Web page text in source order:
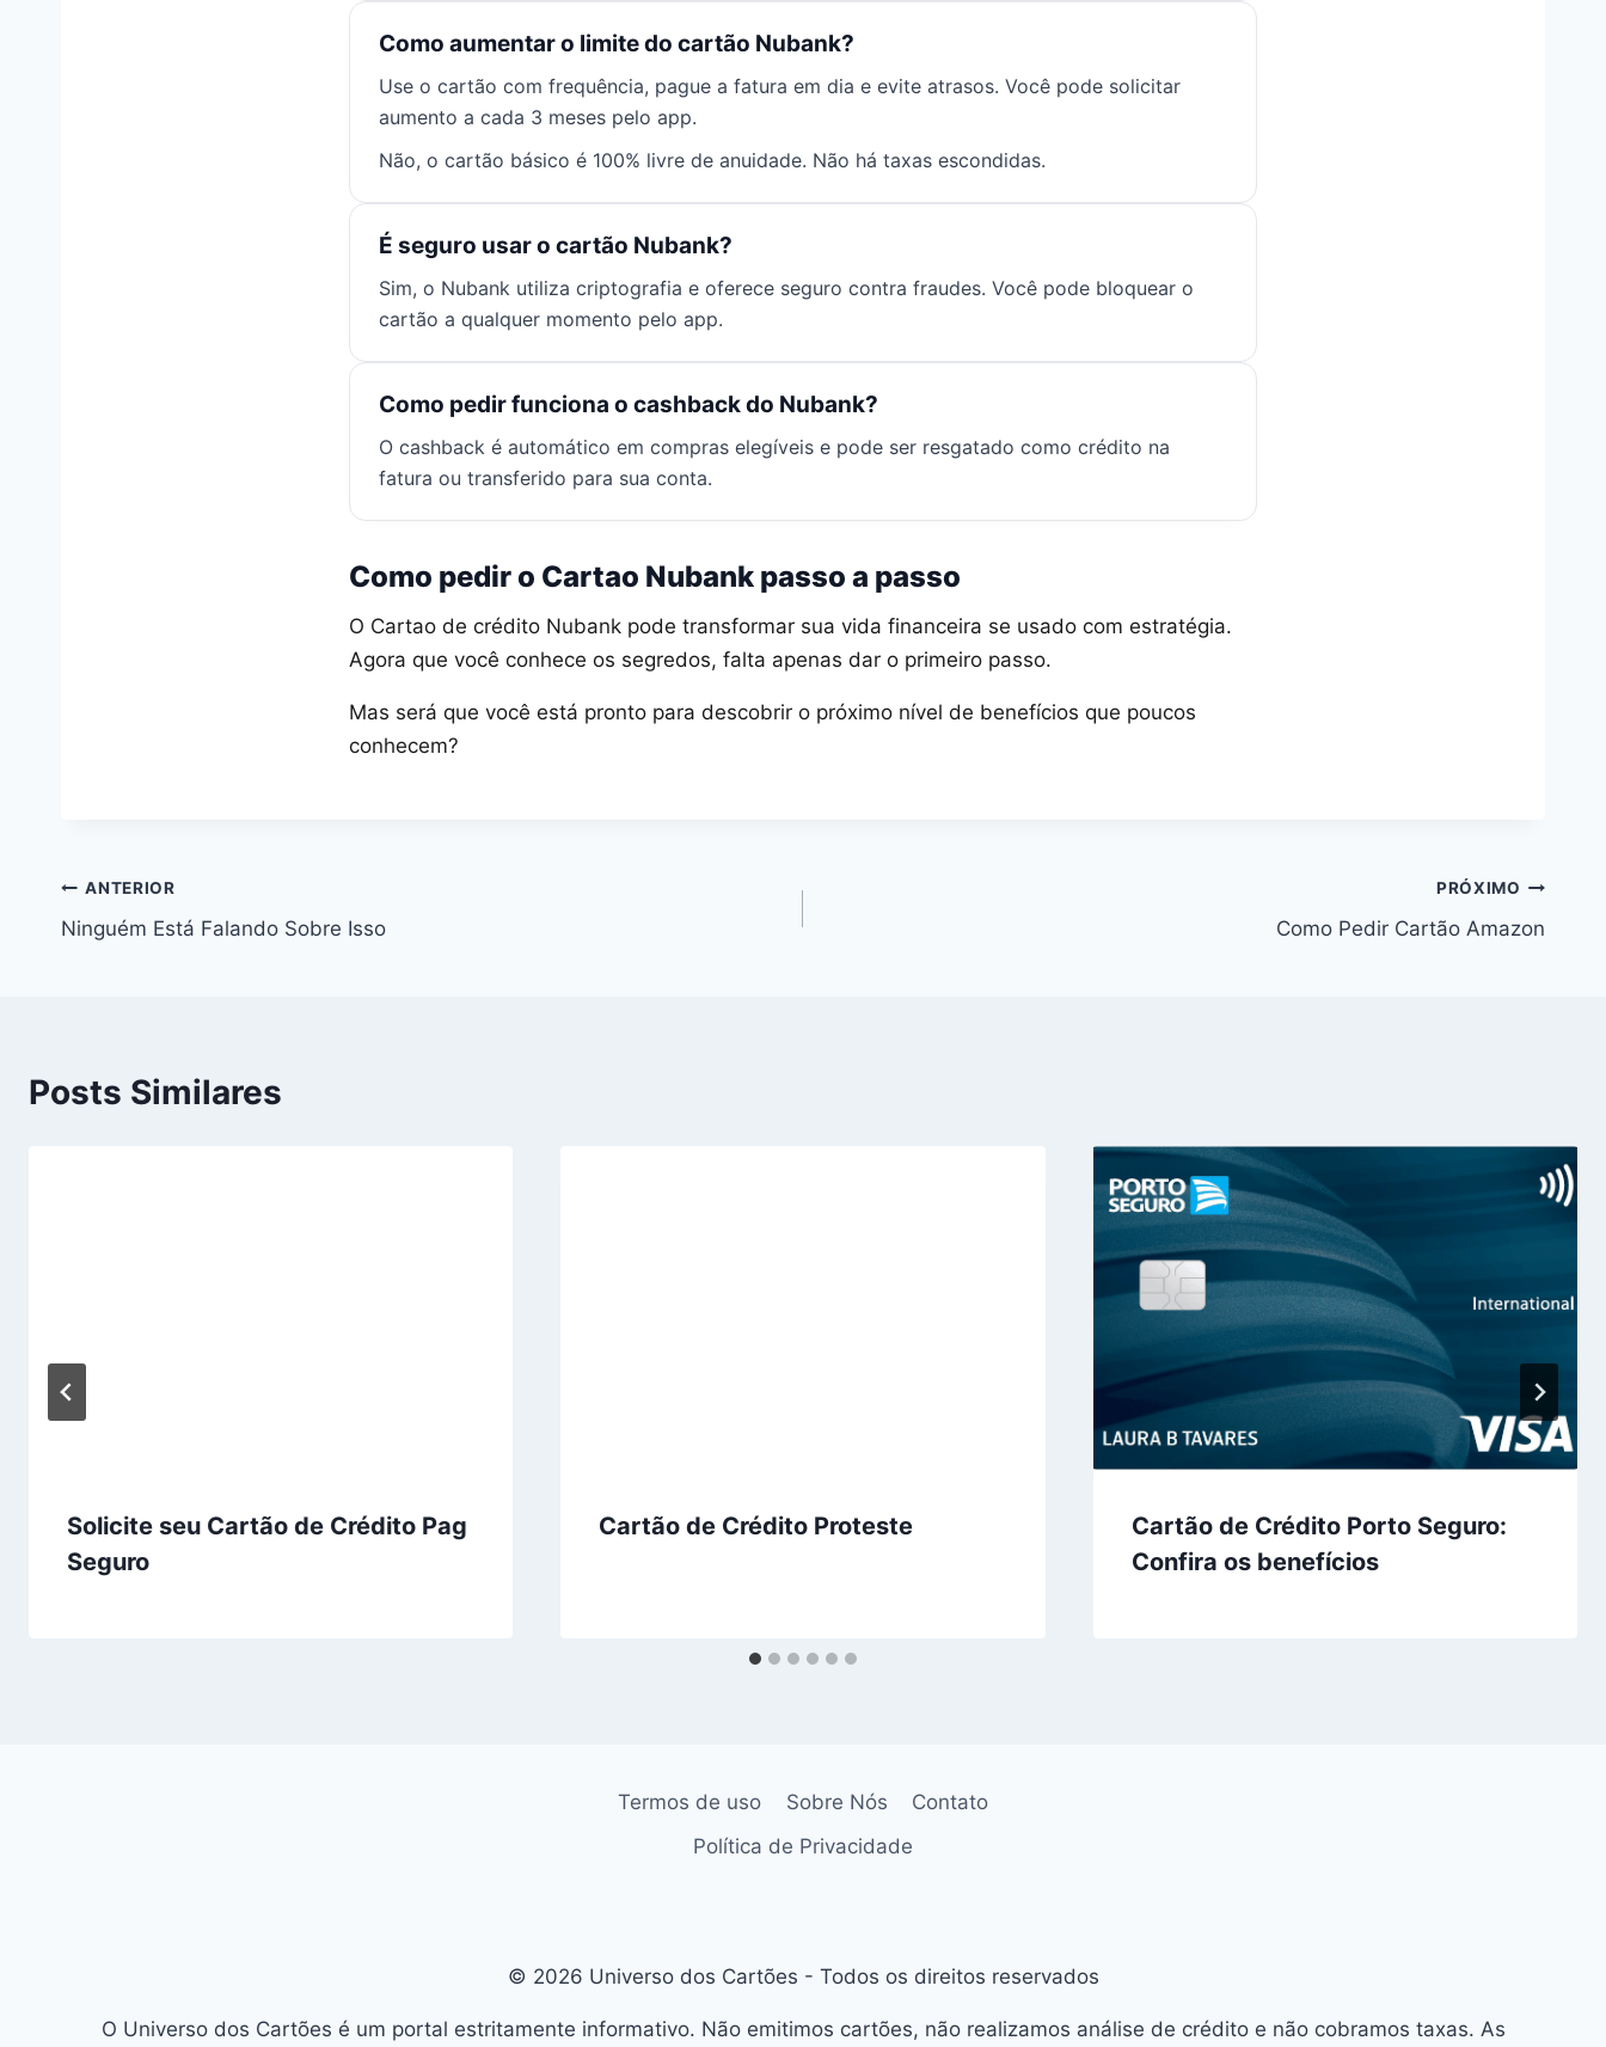
Como aumentar o limite do cartão Nubank?
Use o cartão com frequência, pague a fatura em dia e evite atrasos. Você pode solicitar
aumento a cada 3 meses pelo app.
Não, o cartão básico é 100% livre de anuidade. Não há taxas escondidas.
É seguro usar o cartão Nubank?
Sim, o Nubank utiliza criptografia e oferece seguro contra fraudes. Você pode bloquear o
cartão a qualquer momento pelo app.
Como pedir funciona o cashback do Nubank?
O cashback é automático em compras elegíveis e pode ser resgatado como crédito na
fatura ou transferido para sua conta.
Como pedir o Cartao Nubank passo a passo
O Cartao de crédito Nubank pode transformar sua vida financeira se usado com estratégia.
Agora que você conhece os segredos, falta apenas dar o primeiro passo.
Mas será que você está pronto para descobrir o próximo nível de benefícios que poucos
conhecem?
ANTERIOR
Ninguém Está Falando Sobre Isso
PRÓXIMO
Como Pedir Cartão Amazon
Posts Similares
Solicite seu Cartão de Crédito Pag
Seguro
Cartão de Crédito Proteste
Cartão de Crédito Porto Seguro:
Confira os benefícios
Termos de uso Sobre Nós
Contato
Política de Privacidade
© 2026 Universo dos Cartões - Todos os direitos reservados
O Universo dos Cartões é um portal estritamente informativo. Não emitimos cartões, não realizamos análise de crédito e não cobramos taxas. As